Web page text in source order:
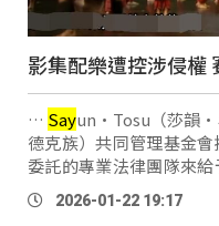
影集配樂遭控涉侵權
… Sayun·Tosu（莎韻·
德克族）共同管理基金
委託的專業法律團隊來給
支援跟相關協助。」 記者致電創銘實業股份有限公司，對方
回應，將先進行內部查核
2026-01-22 19:17